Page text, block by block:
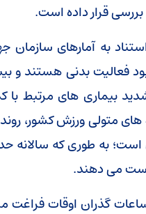
بررسی قرار داده است.
به آمارهای
بیماری های مرتبط
متولی ورزش کشور،
می دهند.